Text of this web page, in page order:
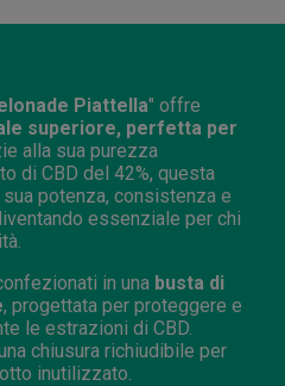
Piattella" offre
superiore, perfetta per
alla sua purezza
di CBD del 42%, questa
potenza, consistenza e
essenziale per chi
in una busta di
, progettata per proteggere e
le estrazioni di CBD.
chiusura richiudibile per
inutilizzato.